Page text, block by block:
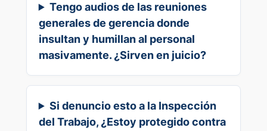
Tengo audios de las reuniones
generales de gerencia donde
insultan y humillan al personal
masivamente. ¿Sirven en juicio?
Si denuncio esto a la Inspección
del Trabajo, ¿Estoy protegido contra